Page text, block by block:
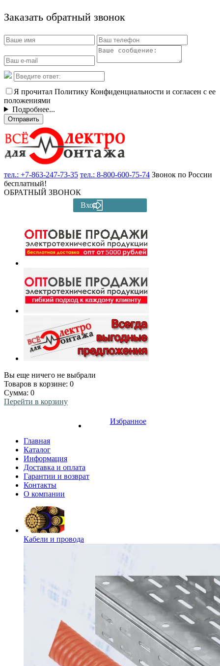
Заказать обратный звонок
Я прочитал Политику Конфиденциальности и согласен с ее
положениями
Подробнее...
Отправить
тел.: +7-863-247-73-35 тел.: 8-800-600-75-74 Звонок по России
бесплатный!
ОБРАТНЫЙ ЗВОНОК
Вход
Вы еще ничего не выбрали
Товаров в корзине: 0
Сумма: 0
Перейти в корзину
Избранное
Главная
Каталог
Информация
Доставка и оплата
Гарантии и возврат
Контакты
О компании
Кабели и провода